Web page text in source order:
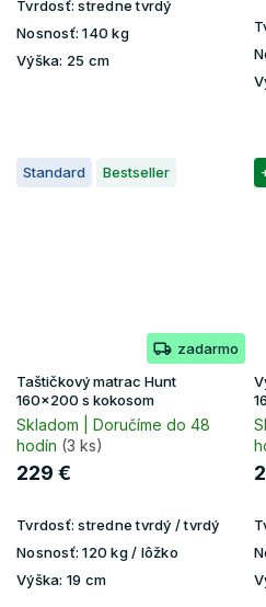
Tvrdosť: stredne tvrdý
Nosnosť: 140 kg
Výška: 25 cm
Standard Bestseller
zadarmo
Taštičkový matrac Hunt
160x200 s kokosom
Skladom | Doručíme do 48
hodín (3 ks)
229 €
Tvrdosť: stredne tvrdý / tvrdý
Nosnosť: 120 kg / lôžko
Výška: 19 cm